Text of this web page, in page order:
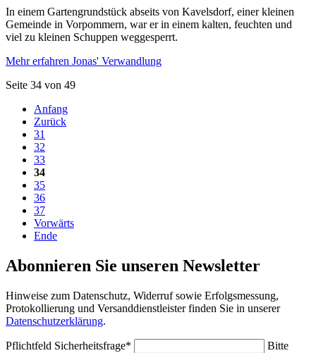
In einem Gartengrundstück abseits von Kavelsdorf, einer kleinen
Gemeinde in Vorpommern, war er in einem kalten, feuchten und
viel zu kleinen Schuppen weggesperrt.
Mehr erfahren Jonas' Verwandlung
Seite 34 von 49
Anfang
Zurück
31
32
33
34
35
36
37
Vorwärts
Ende
Abonnieren Sie unseren Newsletter
Hinweise zum Datenschutz, Widerruf sowie Erfolgsmessung,
Protokollierung und Versanddienstleister finden Sie in unserer
Datenschutzerklärung.
Pflichtfeld Sicherheitsfrage*
Bitte